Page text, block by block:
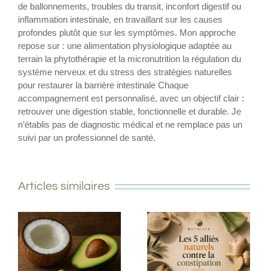
de ballonnements, troubles du transit, inconfort digestif ou
inflammation intestinale, en travaillant sur les causes
profondes plutôt que sur les symptômes. Mon approche
repose sur : une alimentation physiologique adaptée au
terrain la phytothérapie et la micronutrition la régulation du
système nerveux et du stress des stratégies naturelles
pour restaurer la barrière intestinale Chaque
accompagnement est personnalisé, avec un objectif clair :
retrouver une digestion stable, fonctionnelle et durable. Je
n’établis pas de diagnostic médical et ne remplace pas un
suivi par un professionnel de santé.
Articles similaires